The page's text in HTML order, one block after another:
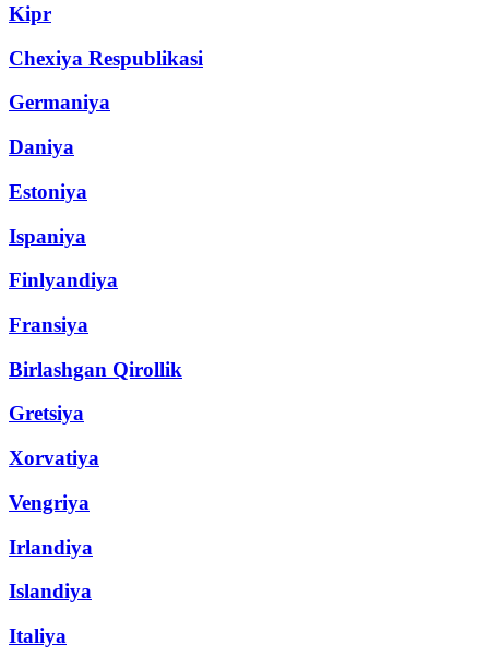
Kipr
Chexiya Respublikasi
Germaniya
Daniya
Estoniya
Ispaniya
Finlyandiya
Fransiya
Birlashgan Qirollik
Gretsiya
Xorvatiya
Vengriya
Irlandiya
Islandiya
Italiya